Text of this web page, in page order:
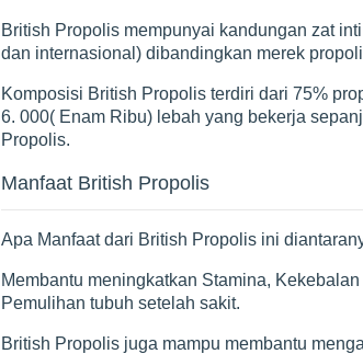
British Propolis mempunyai kandungan zat
dan internasional) dibandingkan merek
Komposisi British Propolis terdiri dari 75%
6. 000( Enam Ribu) lebah yang bekerja
Propolis.
Manfaat British Propolis
Apa Manfaat dari British Propolis ini
Membantu meningkatkan Stamina,
Pemulihan tubuh setelah sakit.
British Propolis juga mampu membantu